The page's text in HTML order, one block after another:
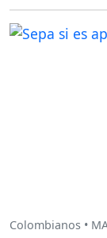
Colombianos •